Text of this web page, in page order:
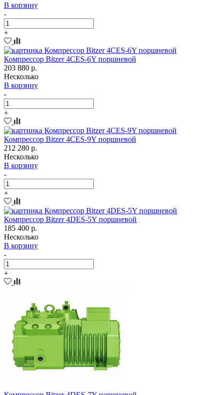
В корзину
-
+
Компрессор Bitzer 4CES-6Y поршневой
203 880 р.
Несколько
В корзину
-
+
Компрессор Bitzer 4CES-9Y поршневой
212 280 р.
Несколько
В корзину
-
+
Компрессор Bitzer 4DES-5Y поршневой
185 400 р.
Несколько
В корзину
-
+